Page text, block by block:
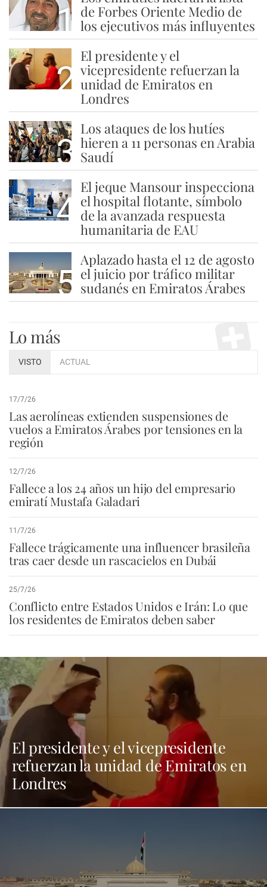
1 de Forbes Oriente Medio de
los ejecutivos más influyentes
2
El presidente y el
vicepresidente refuerzan la
unidad de Emiratos en
Londres
3
Los ataques de los hutíes
hieren a 11 personas en Arabia
Saudí
4
El jeque Mansour inspecciona
el hospital flotante, símbolo
de la avanzada respuesta
humanitaria de EAU
5
Aplazado hasta el 12 de agosto
el juicio por tráfico militar
sudanés en Emiratos Árabes
Lo más
VISTO ACTUAL
17/7/26
Las aerolíneas extienden suspensiones de
vuelos a Emiratos Árabes por tensiones en la
región
12/7/26
Fallece a los 24 años un hijo del empresario
emiratí Mustafa Galadari
11/7/26
Fallece trágicamente una influencer brasileña
tras caer desde un rascacielos en Dubái
25/7/26
Conflicto entre Estados Unidos e Irán: Lo que
los residentes de Emiratos deben saber
El presidente y el vicepresidente
refuerzan la unidad de Emiratos en
Londres